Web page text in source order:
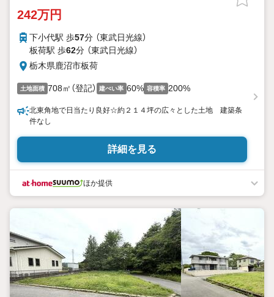
242万円
下小代駅 歩57分 （東武日光線）
板荷駅 歩62分 （東武日光線）
栃木県鹿沼市板荷
土地面積 708㎡（登記） 建ぺい率 60% 容積率 200%
北東角地で日当たり良好☆約２１４坪の広々とした土地 建築条
件なし
詳細を見る
ほか提供